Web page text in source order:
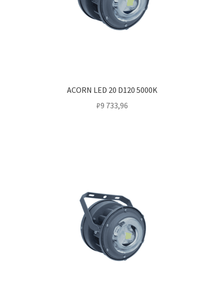
Таблица выбора вводного щитка
ACORN LED 20 D120 5000K
₽9 733,96